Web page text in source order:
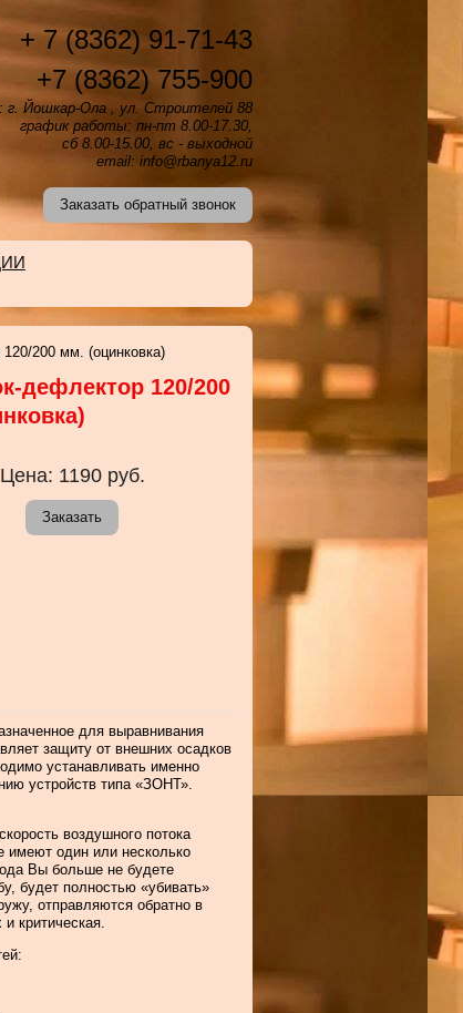
+ 7 (8362) 91-71-43
+7 (8362) 755-900
г. Йошкар-Ола , ул. Строителей 88
график работы: пн-пт 8.00-17.30,
сб 8.00-15.00, вс - выходной
email: info@rbanya12.ru
Заказать обратный звонок
200 мм. (оцинковка)
дефлектор 120/200
Цена: 1190руб.
Заказать
для выравнивания
защиту от внешних осадков
устанавливать именно
устройств типа «ЗОНТ».
воздушного потока
имеют один или несколько
Вы больше не будете
будет полностью «убивать»
отправляются обратно в
критическая.